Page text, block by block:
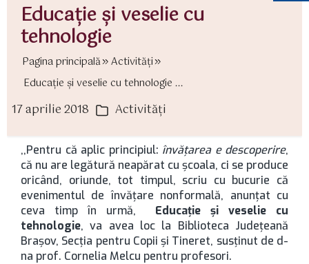
Educaţie şi veselie cu
tehnologie
Pagina principală
Activităţi
Educaţie şi veselie cu tehnologie ...
17 aprilie 2018 Categorii
Activităţi
,,Pentru că aplic principiul: învățarea e descoperire,
că nu are legătură neapărat cu școala, ci se produce
oricând, oriunde, tot timpul, scriu cu bucurie că
evenimentul de învățare nonformală, anunțat cu
ceva timp în urmă, Educație și veselie cu
tehnologie, va avea loc la Biblioteca Județeană
Brașov, Secția pentru Copii și Tineret, susținut de d-
na prof. Cornelia Melcu pentru profesori.